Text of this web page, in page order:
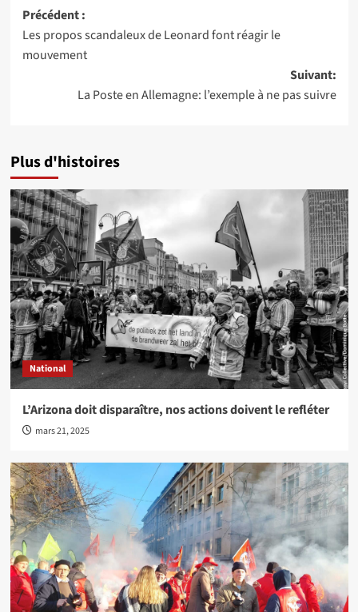
Navigation
d’article
Précédent :
Les propos scandaleux de Leonard font réagir le
mouvement
Suivant:
La Poste en Allemagne: l’exemple à ne pas suivre
Plus d'histoires
National
L’Arizona doit disparaître, nos actions doivent le refléter
mars 21, 2025